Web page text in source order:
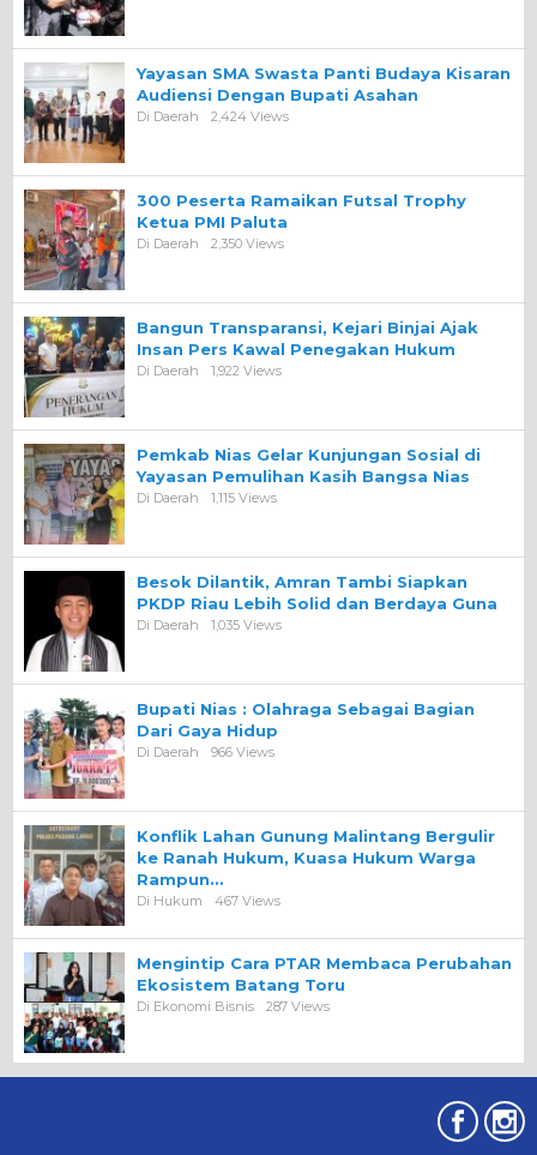
Yayasan SMA Swasta Panti Budaya Kisaran
Audiensi Dengan Bupati Asahan
Di Daerah 2,424 Views
300 Peserta Ramaikan Futsal Trophy
Ketua PMI Paluta
Di Daerah 2,350 Views
Bangun Transparansi, Kejari Binjai Ajak
Insan Pers Kawal Penegakan Hukum
Di Daerah 1,922 Views
Pemkab Nias Gelar Kunjungan Sosial di
Yayasan Pemulihan Kasih Bangsa Nias
Di Daerah 1,115 Views
Besok Dilantik, Amran Tambi Siapkan
PKDP Riau Lebih Solid dan Berdaya Guna
Di Daerah 1,035 Views
Bupati Nias : Olahraga Sebagai Bagian
Dari Gaya Hidup
Di Daerah 966 Views
Konflik Lahan Gunung Malintang Bergulir
ke Ranah Hukum, Kuasa Hukum Warga
Rampun…
Di Hukum 467 Views
Mengintip Cara PTAR Membaca Perubahan
Ekosistem Batang Toru
Di Ekonomi Bisnis 287 Views